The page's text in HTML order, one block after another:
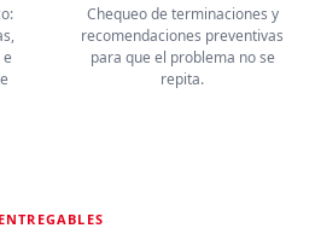
Chequeo de terminaciones y
recomendaciones preventivas
para que el problema no se
repita.
ENTREGABLES